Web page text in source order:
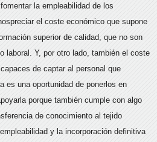
la empleabilidad de los
el coste económico que supone
superior de calidad, que no son
laboral. Y, por otro lado, también el coste
de captar al personal que
es una oportunidad de ponerlos en
porque también cumple con algo
de conocimiento al tejido
y la incorporación definitiva